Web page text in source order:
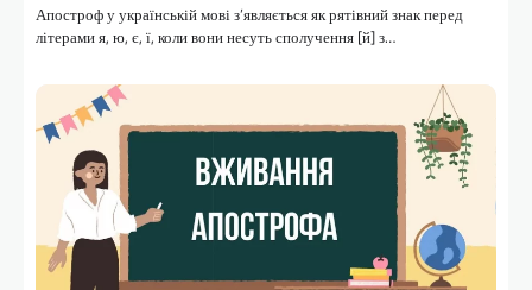
Апостроф у українській мові з’являється як рятівний знак перед
літерами я, ю, є, ї, коли вони несуть сполучення [й] з…